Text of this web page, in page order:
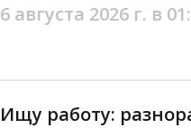
6 августа 2026 г. в
Ищу работу: